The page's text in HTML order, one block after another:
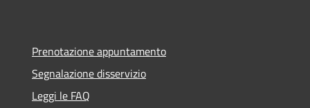
Prenotazione appuntamento
Segnalazione disservizio
Leggi le FAQ